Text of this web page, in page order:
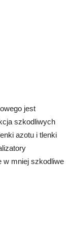
jest
szkodliwych
azotu i tlenki
w mniej szkodliwe